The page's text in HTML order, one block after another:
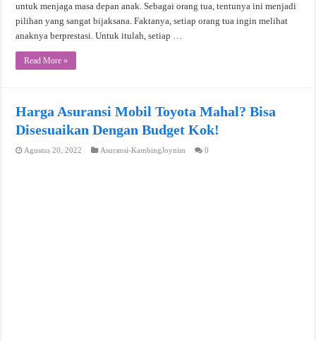
untuk menjaga masa depan anak. Sebagai orang tua, tentunya ini menjadi
pilihan yang sangat bijaksana. Faktanya, setiap orang tua ingin melihat
anaknya berprestasi. Untuk itulah, setiap …
Read More »
Harga Asuransi Mobil Toyota Mahal? Bisa
Disesuaikan Dengan Budget Kok!
Agustus 20, 2022 Asuransi-KambingJoynim 0